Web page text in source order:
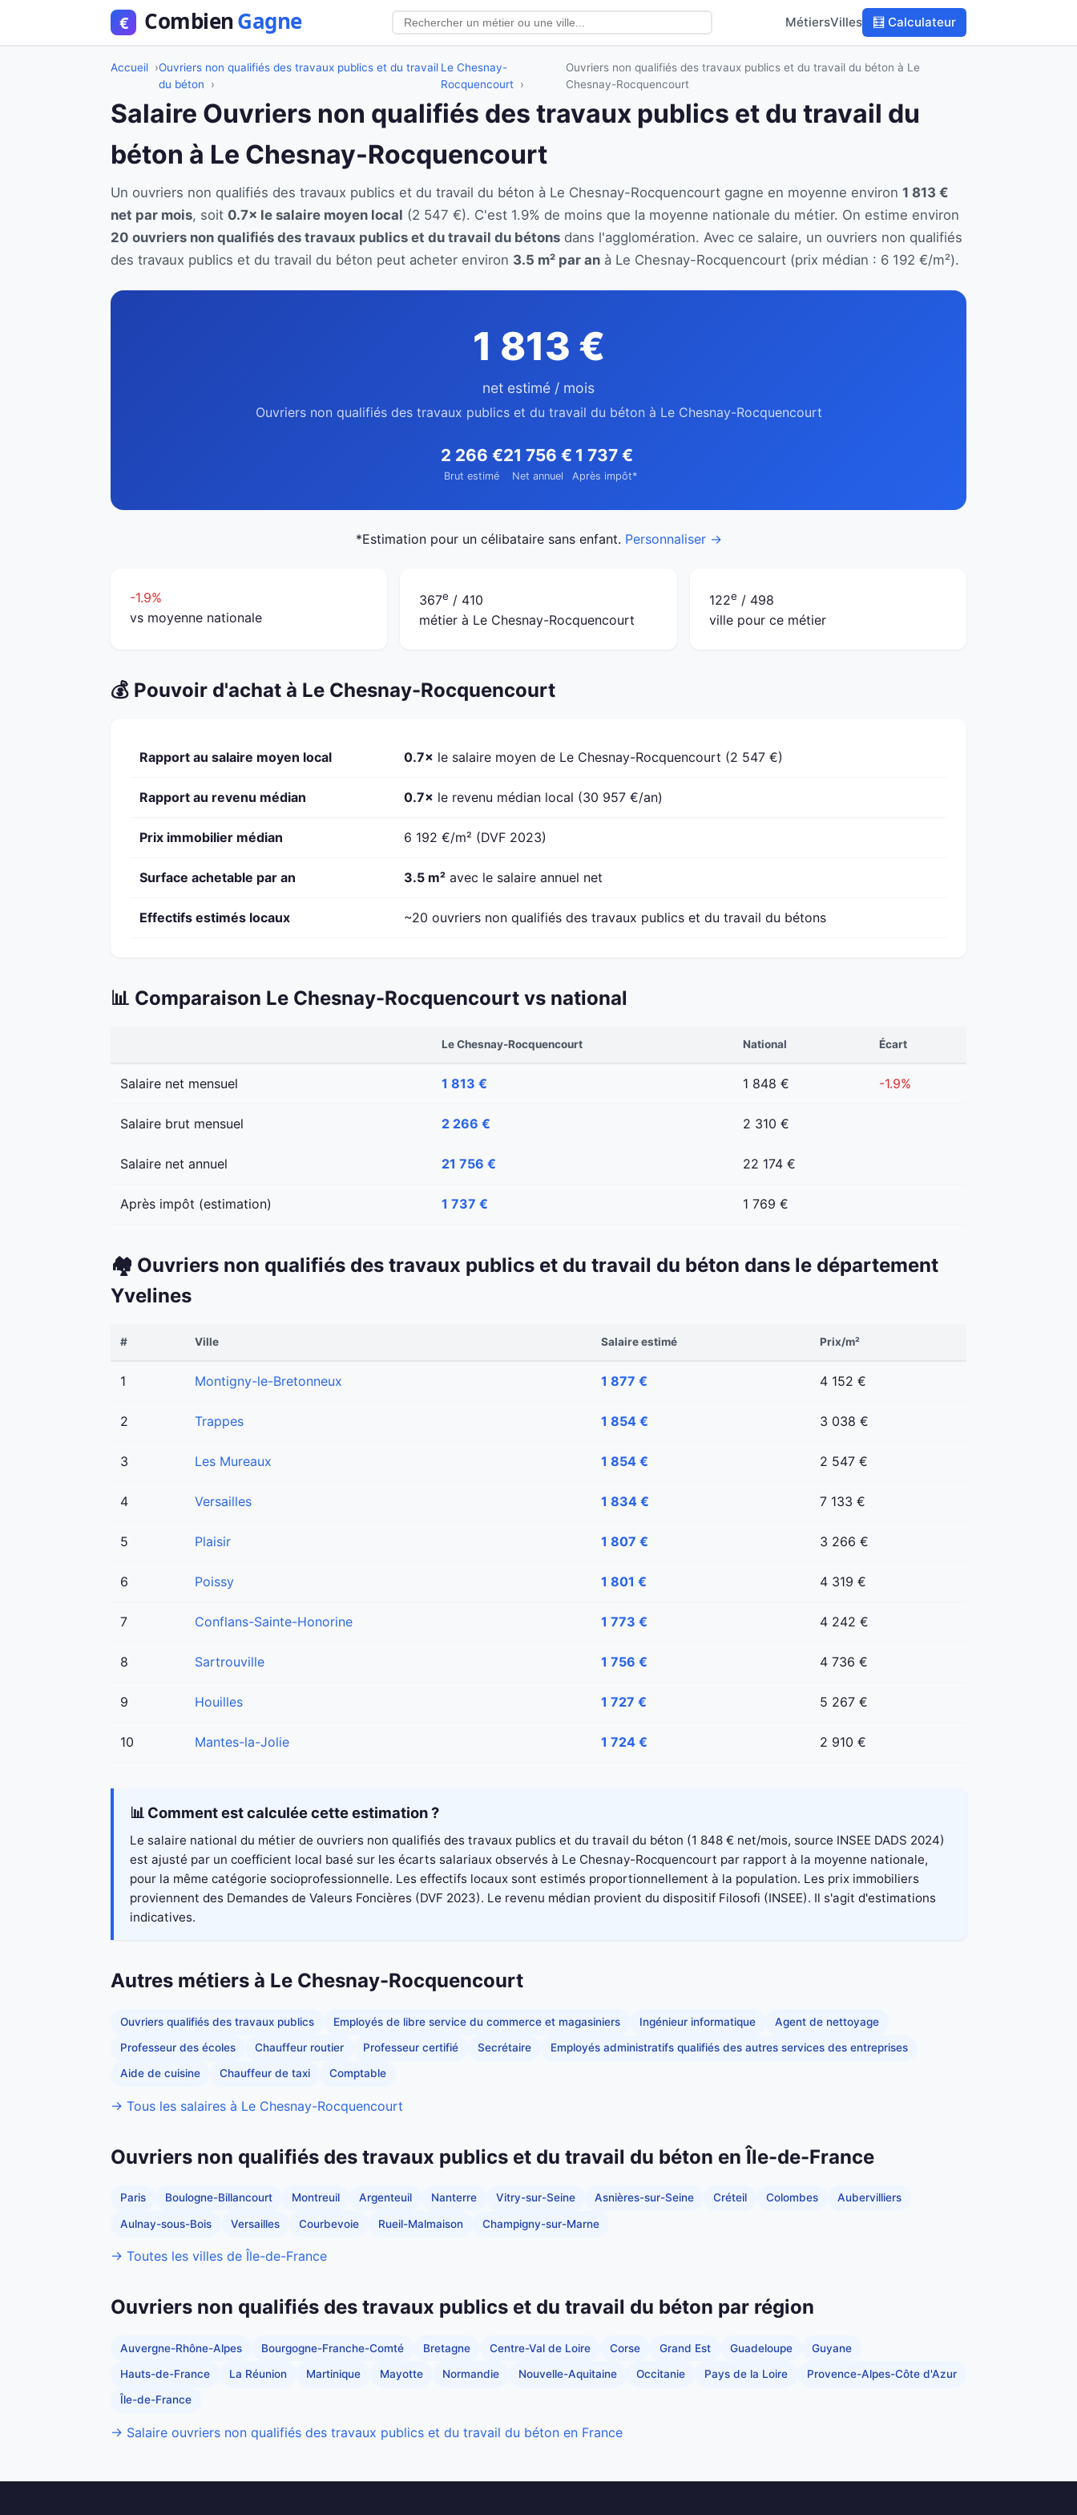
MétiersVilles 🧮 Calculateur
Accueil
Ouvriers non qualifiés des travaux publics et du travail
du béton
Le Chesnay-
Rocquencourt
Ouvriers non qualifiés des travaux publics et du travail du béton à Le
Chesnay-Rocquencourt
Salaire Ouvriers non qualifiés des travaux publics et du travail du
béton à Le Chesnay-Rocquencourt
Un ouvriers non qualifiés des travaux publics et du travail du béton à Le Chesnay-Rocquencourt gagne en moyenne environ 1 813 €
net par mois, soit 0.7× le salaire moyen local (2 547 €). C'est 1.9% de moins que la moyenne nationale du métier. On estime environ
20 ouvriers non qualifiés des travaux publics et du travail du bétons dans l'agglomération. Avec ce salaire, un ouvriers non qualifiés
des travaux publics et du travail du béton peut acheter environ 3.5 m² par an à Le Chesnay-Rocquencourt (prix médian : 6 192 €/m²).
1 813 €
net estimé / mois
Ouvriers non qualifiés des travaux publics et du travail du béton à Le Chesnay-Rocquencourt
2 266 €
Brut estimé
21 756 €
Net annuel
1 737 €
Après impôt*
*Estimation pour un célibataire sans enfant. Personnaliser →
-1.9%
vs moyenne nationale
367e / 410
métier à Le Chesnay-Rocquencourt
122e / 498
ville pour ce métier
💰 Pouvoir d'achat à Le Chesnay-Rocquencourt
Rapport au salaire moyen local 0.7× le salaire moyen de Le Chesnay-Rocquencourt (2 547 €)
Rapport au revenu médian 0.7× le revenu médian local (30 957 €/an)
Prix immobilier médian 6 192 €/m² (DVF 2023)
Surface achetable par an 3.5 m² avec le salaire annuel net
Effectifs estimés locaux ~20 ouvriers non qualifiés des travaux publics et du travail du bétons
📊 Comparaison Le Chesnay-Rocquencourt vs national
Le Chesnay-Rocquencourt National Écart
Salaire net mensuel 1 813 € 1 848 € -1.9%
Salaire brut mensuel 2 266 € 2 310 €
Salaire net annuel 21 756 € 22 174 €
Après impôt (estimation) 1 737 € 1 769 €
🏘️ Ouvriers non qualifiés des travaux publics et du travail du béton dans le département
Yvelines
# Ville Salaire estimé Prix/m²
1 Montigny-le-Bretonneux 1 877 € 4 152 €
2 Trappes 1 854 € 3 038 €
3 Les Mureaux 1 854 € 2 547 €
4 Versailles 1 834 € 7 133 €
5 Plaisir 1 807 € 3 266 €
6 Poissy 1 801 € 4 319 €
7 Conflans-Sainte-Honorine 1 773 € 4 242 €
8 Sartrouville 1 756 € 4 736 €
9 Houilles 1 727 € 5 267 €
10 Mantes-la-Jolie 1 724 € 2 910 €
📊 Comment est calculée cette estimation ?
Le salaire national du métier de ouvriers non qualifiés des travaux publics et du travail du béton (1 848 € net/mois, source INSEE DADS 2024)
est ajusté par un coefficient local basé sur les écarts salariaux observés à Le Chesnay-Rocquencourt par rapport à la moyenne nationale,
pour la même catégorie socioprofessionnelle. Les effectifs locaux sont estimés proportionnellement à la population. Les prix immobiliers
proviennent des Demandes de Valeurs Foncières (DVF 2023). Le revenu médian provient du dispositif Filosofi (INSEE). Il s'agit d'estimations
indicatives.
Autres métiers à Le Chesnay-Rocquencourt
Ouvriers qualifiés des travaux publics Employés de libre service du commerce et magasiniers Ingénieur informatique Agent de nettoyage
Professeur des écoles Chauffeur routier Professeur certifié Secrétaire Employés administratifs qualifiés des autres services des entreprises
Aide de cuisine Chauffeur de taxi Comptable
→ Tous les salaires à Le Chesnay-Rocquencourt
Ouvriers non qualifiés des travaux publics et du travail du béton en Île-de-France
Paris Boulogne-Billancourt Montreuil Argenteuil Nanterre Vitry-sur-Seine Asnières-sur-Seine Créteil Colombes Aubervilliers
Aulnay-sous-Bois Versailles Courbevoie Rueil-Malmaison Champigny-sur-Marne
→ Toutes les villes de Île-de-France
Ouvriers non qualifiés des travaux publics et du travail du béton par région
Auvergne-Rhône-Alpes Bourgogne-Franche-Comté Bretagne Centre-Val de Loire Corse Grand Est Guadeloupe Guyane
Hauts-de-France La Réunion Martinique Mayotte Normandie Nouvelle-Aquitaine Occitanie Pays de la Loire Provence-Alpes-Côte d'Azur
Île-de-France
→ Salaire ouvriers non qualifiés des travaux publics et du travail du béton en France